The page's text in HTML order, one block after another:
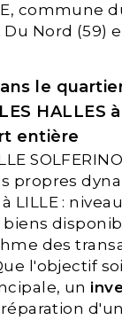
commune
Nord (59)
le
HALLES
entière
propres
LILLE :
des
l'objectif
un